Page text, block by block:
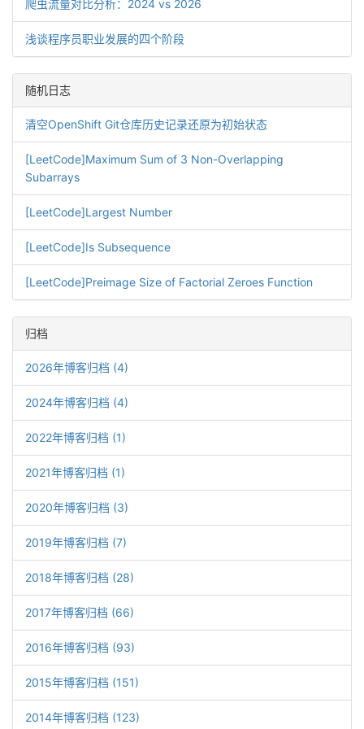
爬虫流量对比分析：2024 vs 2026
浅谈程序员职业发展的四个阶段
随机日志
清空OpenShift Git仓库历史记录还原为初始状态
[LeetCode]Maximum Sum of 3 Non-Overlapping
Subarrays
[LeetCode]Largest Number
[LeetCode]Is Subsequence
[LeetCode]Preimage Size of Factorial Zeroes Function
归档
2026年博客归档 (4)
2024年博客归档 (4)
2022年博客归档 (1)
2021年博客归档 (1)
2020年博客归档 (3)
2019年博客归档 (7)
2018年博客归档 (28)
2017年博客归档 (66)
2016年博客归档 (93)
2015年博客归档 (151)
2014年博客归档 (123)